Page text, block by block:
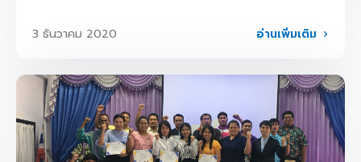
3 ธันวาคม 2020 อ่านเพิ่มเติม